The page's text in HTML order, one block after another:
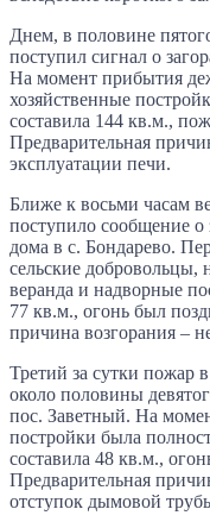
Днем, в половине
поступил сигнал о
На момент прибытия
хозяйственные
составила 144 кв.м.,
Предварительная
эксплуатации печи.
Ближе к восьми часам
поступило сообщение о
дома в с. Бондарево.
сельские добровольцы,
веранда и надворные
77 кв.м., огонь был
причина возгорания –
Третий за сутки пожар
около половины
пос. Заветный. На
постройки была
составила 48 кв.м.,
Предварительная
отступок дымовой